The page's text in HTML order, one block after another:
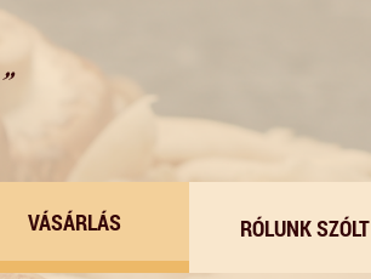
VÁSÁRLÁS RÓLUNK SZÓLT